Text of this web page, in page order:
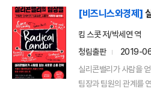
[비즈니스와경제]
킴 스콧 저/박세연 역
청림출판
2019-
실리콘밸리가 사람을
팀장과 팀원의 관계를